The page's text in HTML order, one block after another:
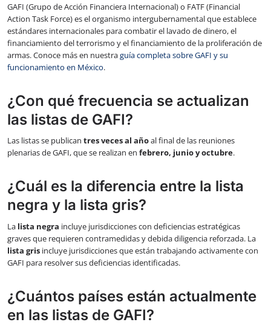
GAFI (Grupo de Acción Financiera Internacional) o FATF (Financial
Action Task Force) es el organismo intergubernamental que establece
estándares internacionales para combatir el lavado de dinero, el
financiamiento del terrorismo y el financiamiento de la proliferación de
armas. Conoce más en nuestraguía completa sobre GAFI y su
funcionamiento en México.
¿Con qué frecuencia se actualizan
las listas de GAFI?
Las listas se publican tres veces al añoal final de las reuniones
plenarias de GAFI, que se realizan en febrero, junio y octubre.
¿Cuál es la diferencia entre la lista
negra y la lista gris?
La lista negra incluye jurisdicciones con deficiencias estratégicas
graves que requieren contramedidas y debida diligencia reforzada. La
lista gris incluye jurisdicciones que están trabajando activamente con
GAFI para resolver sus deficiencias identificadas.
¿Cuántos países están actualmente
en las listas de GAFI?